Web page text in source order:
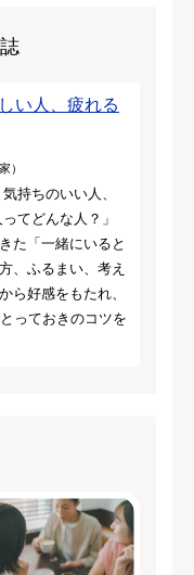
い人、疲れる
）
持ちのいい人、
てどんな人？」
た「一緒にいると
、ふるまい、考え
ら好感をもたれ、
っておきのコツを